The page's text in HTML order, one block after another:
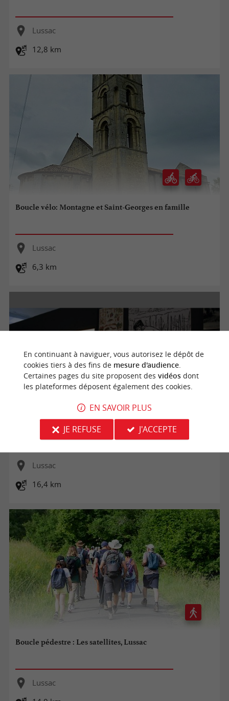
Lussac
12,8 km
Boucle vélo: Montagne et Saint-Georges en famille
Lussac
6,3 km
Boucle vélo: Histoire et patrimoine autour de Montagne
Lussac
16,4 km
Boucle pédestre : Les satellites, Lussac
Lussac
En continuant à naviguer, vous autorisez le dépôt de
cookies tiers à des fins de mesure d'audience.
Certaines pages du site proposent des vidéosdont
les plateformes déposent également des cookies.
EN SAVOIR PLUS
JE REFUSE
J'ACCEPTE